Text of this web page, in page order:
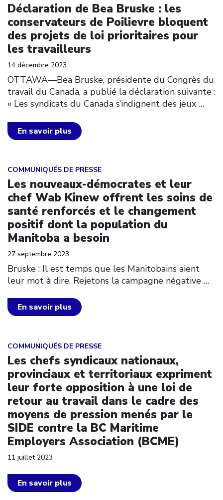
Déclaration de Bea Bruske : les
conservateurs de Poilievre bloquent
des projets de loi prioritaires pour
les travailleurs
14 décembre 2023
OTTAWA––Bea Bruske, présidente du Congrès du
travail du Canada, a publié la déclaration suivante :
« Les syndicats du Canada s’indignent des jeux …
En savoir plus
COMMUNIQUÉS DE PRESSE
Les nouveaux-démocrates et leur
chef Wab Kinew offrent les soins de
santé renforcés et le changement
positif dont la population du
Manitoba a besoin
27 septembre 2023
Bruske : Il est temps que les Manitobains aient
leur mot à dire. Rejetons la campagne négative …
En savoir plus
Click to open the link
COMMUNIQUÉS DE PRESSE
Les chefs syndicaux nationaux,
provinciaux et territoriaux expriment
leur forte opposition à une loi de
retour au travail dans le cadre des
moyens de pression menés par le
SIDE contre la BC Maritime
Employers Association (BCME)
11 juillet 2023
En savoir plus
Click to open the link